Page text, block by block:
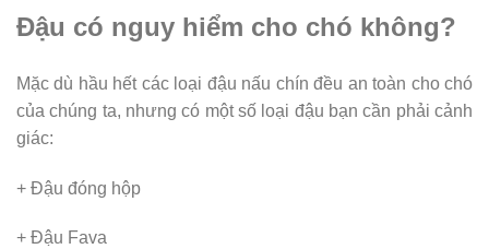
Đậu có nguy hiểm cho chó không?
Mặc dù hầu hết các loại đậu nấu chín đều an toàn cho chó
của chúng ta, nhưng có một số loại đậu bạn cần phải cảnh
giác:
+ Đậu đóng hộp
+ Đậu Fava